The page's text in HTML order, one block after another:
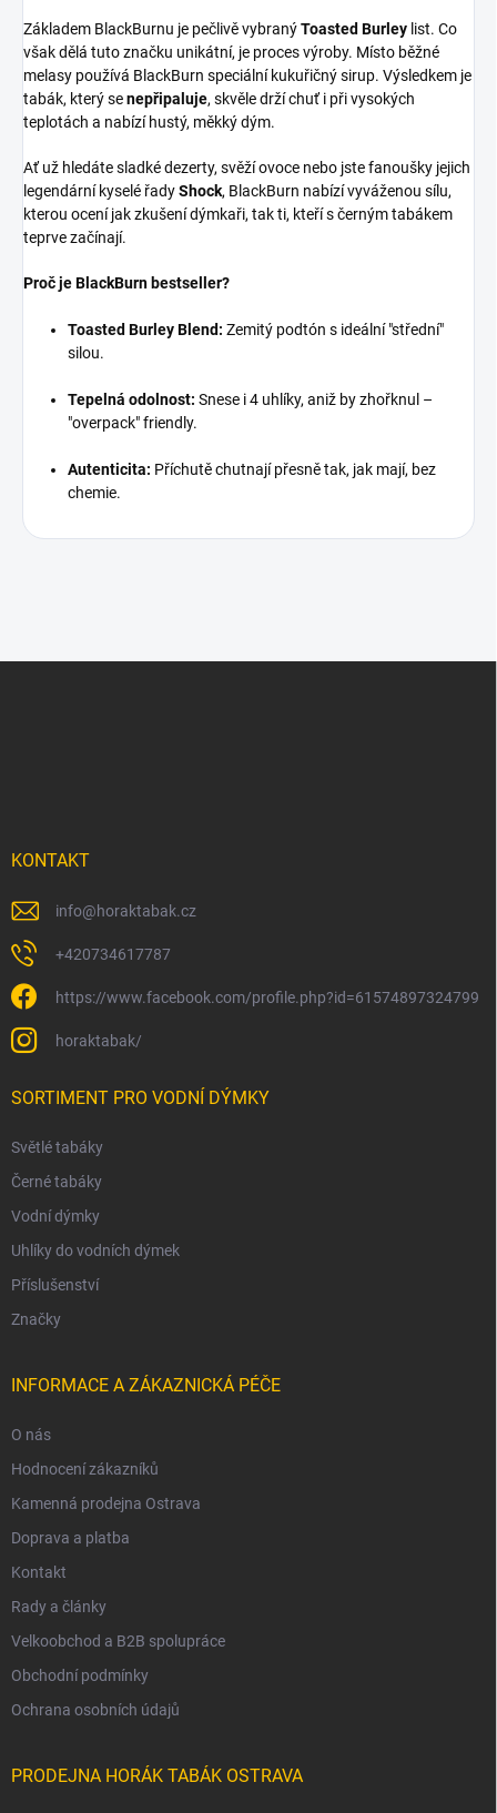
Základem BlackBurnu je pečlivě vybranýToasted Burley list. Co
však dělá tuto značku unikátní, je proces výroby. Místo běžné
melasy používá BlackBurn speciální kukuřičný sirup. Výsledkem je
tabák, který senepřipaluje, skvěle drží chuť i při vysokých
teplotách a nabízí hustý, měkký dým.
Ať už hledáte sladké dezerty, svěží ovoce nebo jste fanoušky jejich
legendární kyselé řadyShock, BlackBurn nabízí vyváženou sílu,
kterou ocení jak zkušení dýmkaři, tak ti, kteří s černým tabákem
teprve začínají.
Proč je BlackBurn bestseller?
Toasted Burley Blend: Zemitý podtón s ideální "střední"
silou.
Tepelná odolnost: Snese i 4 uhlíky, aniž by zhořknul –
"overpack" friendly.
Autenticita: Příchutě chutnají přesně tak, jak mají, bez
chemie.
KONTAKT
info@horaktabak.cz
+420734617787
https://www.facebook.com/profile.php?id=61574897324799
horaktabak/
SORTIMENT PRO VODNÍ DÝMKY
Světlé tabáky
Černé tabáky
Vodní dýmky
Uhlíky do vodních dýmek
Příslušenství
Značky
INFORMACE A ZÁKAZNICKÁ PÉČE
O nás
Hodnocení zákazníků
Kamenná prodejna Ostrava
Doprava a platba
Kontakt
Rady a články
Velkoobchod a B2B spolupráce
Obchodní podmínky
Ochrana osobních údajů
PRODEJNA HORÁK TABÁK OSTRAVA